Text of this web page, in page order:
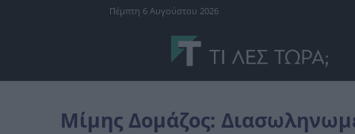
Πέμπτη 6 Αυγούστου 2026
Μίμης Δομάζος: